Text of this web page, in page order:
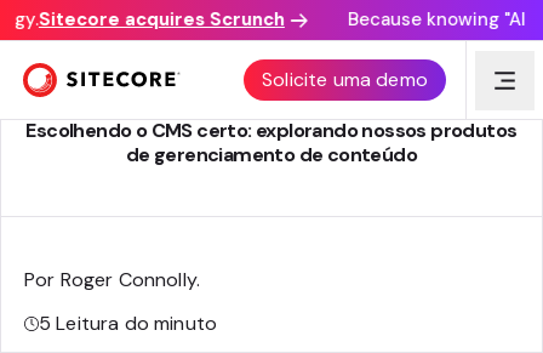
Sitecore acquires Scrunch Because knowing "AI
Solicite uma demo
ESTRATÉGIA DE PRODUTO SITECORE
Escolhendo o CMS certo: explorando nossos produtos
de gerenciamento de conteúdo
Por Roger Connolly.
5Leitura do minuto